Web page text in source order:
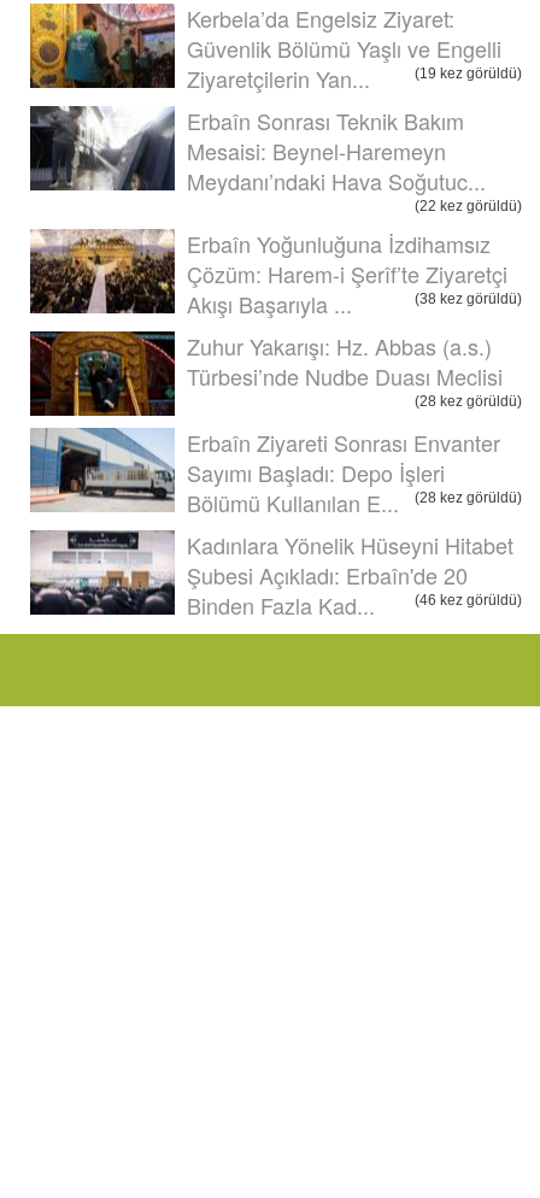
Kerbela’da Engelsiz Ziyaret:
Güvenlik Bölümü Yaşlı ve Engelli
Ziyaretçilerin Yan...
(19 kez görüldü)
Erbaîn Sonrası Teknik Bakım
Mesaisi: Beynel-Haremeyn
Meydanı’ndaki Hava Soğutuc...
(22 kez görüldü)
Erbaîn Yoğunluğuna İzdihamsız
Çözüm: Harem-i Şerîf’te Ziyaretçi
Akışı Başarıyla ...
(38 kez görüldü)
Zuhur Yakarışı: Hz. Abbas (a.s.)
Türbesi’nde Nudbe Duası Meclisi
(28 kez görüldü)
Erbaîn Ziyareti Sonrası Envanter
Sayımı Başladı: Depo İşleri
Bölümü Kullanılan E...
(28 kez görüldü)
Kadınlara Yönelik Hüseyni Hitabet
Şubesi Açıkladı: Erbaîn'de 20
Binden Fazla Kad...
(46 kez görüldü)